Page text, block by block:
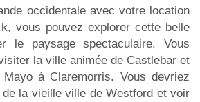
occidentale avec votre location
vous pouvez explorer cette belle
le paysage spectaculaire. Vous
la ville animée de Castlebar et
à Claremorris. Vous devriez
la vieille ville de Westford et voir